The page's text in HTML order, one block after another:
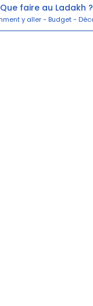
Que faire au Ladakh ?